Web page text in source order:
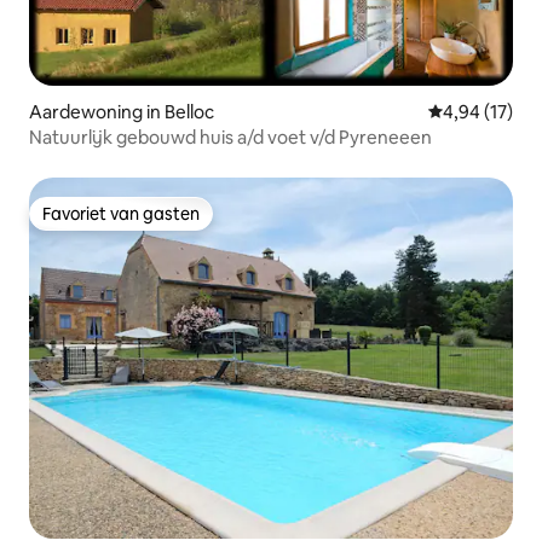
Aardewoning in Belloc Gemiddelde
4,94 (17)
Natuurlijk gebouwd huis a/d voet v/d Pyreneeen
Favoriet van gasten
Favoriet van gasten